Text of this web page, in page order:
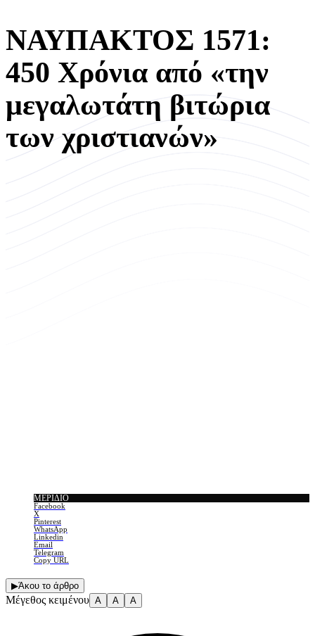
ΝΑΥΠΑΚΤΟΣ 1571:
450 Χρόνια από «την
μεγαλωτάτη βιτώρια
των χριστιανών»
ΜΕΡΊΔΙΟ
Facebook
X
Pinterest
WhatsApp
Linkedin
Email
Telegram
Copy URL
▶Άκου το άρθρο
Μέγεθος κειμένου A A A